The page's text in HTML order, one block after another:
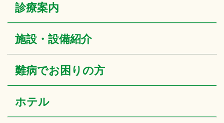
診療案内
施設・設備紹介
難病でお困りの方
ホテル